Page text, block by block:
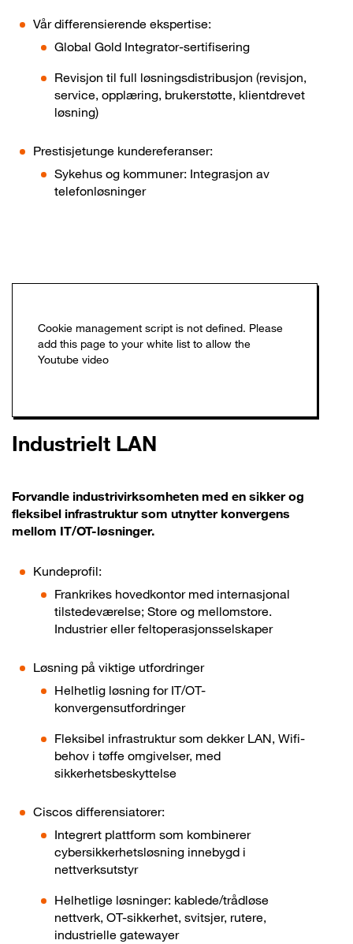
Vår differensierende ekspertise:
Global Gold Integrator-sertifisering
Revisjon til full løsningsdistribusjon (revisjon,
service, opplæring, brukerstøtte, klientdrevet
løsning)
Prestisjetunge kundereferanser:
Sykehus og kommuner: Integrasjon av
telefonløsninger
Industrielt LAN
Forvandle industrivirksomheten med en sikker og
fleksibel infrastruktur som utnytter konvergens
mellom IT/OT-løsninger.
Kundeprofil:
Frankrikes hovedkontor med internasjonal
tilstedeværelse; Store og mellomstore.
Industrier eller feltoperasjonsselskaper
Løsning på viktige utfordringer
Helhetlig løsning for IT/OT-
konvergensutfordringer
Fleksibel infrastruktur som dekker LAN, Wifi-
behov i tøffe omgivelser, med
sikkerhetsbeskyttelse
Ciscos differensiatorer:
Integrert plattform som kombinerer
cybersikkerhetsløsning innebygd i
nettverksutstyr
Helhetlige løsninger: kablede/trådløse
nettverk, OT-sikkerhet, svitsjer, rutere,
industrielle gatewayer